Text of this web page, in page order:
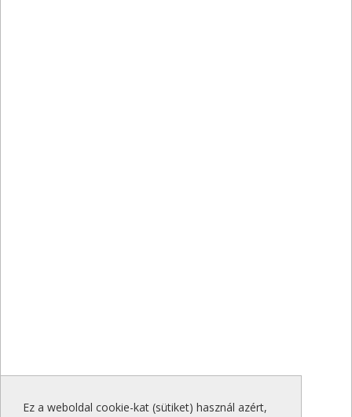
Ez a weboldal cookie-kat (sütiket) használ azért,